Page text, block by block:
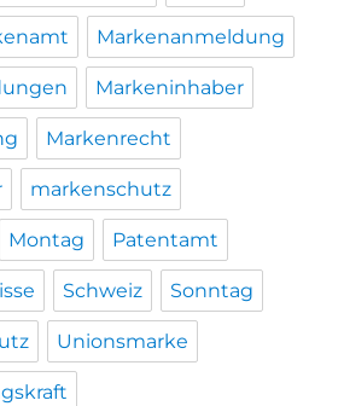
Markenanmeldung
Markeninhaber
Markenrecht
markenschutz
Montag Patentamt
Schweiz Sonntag
Unionsmarke